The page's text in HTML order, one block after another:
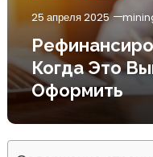
25 апреля 2025
Когда Это
Оформить